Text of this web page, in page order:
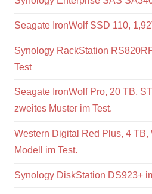
Seagate IronWolf SSD 110,
Synology RackStation
Test
Seagate IronWolf Pro, 20 TB,
zweites Muster im Test.
Western Digital Red Plus, 4
Modell im Test.
Synology DiskStation DS923+